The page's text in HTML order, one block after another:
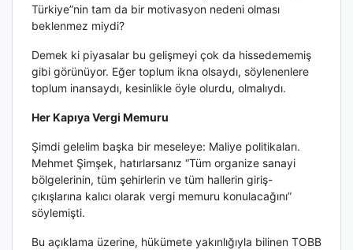
Türkiye”nin tam da bir motivasyon nedeni olması
beklenmez miydi?
Demek ki piyasalar bu gelişmeyi çok da hissedememiş
gibi görünüyor. Eğer toplum ikna olsaydı, söylenenlere
toplum inansaydı, kesinlikle öyle olurdu, olmalıydı.
Her Kapıya Vergi Memuru
Şimdi gelelim başka bir meseleye: Maliye politikaları.
Mehmet Şimşek, hatırlarsanız “Tüm organize sanayi
bölgelerinin, tüm şehirlerin ve tüm hallerin giriş-
çıkışlarına kalıcı olarak vergi memuru konulacağını”
söylemişti.
Bu açıklama üzerine, hükümete yakınlığıyla bilinen TOBB